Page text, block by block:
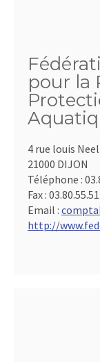
pour la
4 rue louis Neel
21000 DIJON
Téléphone :
Fax :
Email :
http://